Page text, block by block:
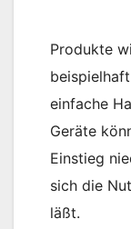
Produkte
einfache
Geräte
Einstieg
sich die
läßt.